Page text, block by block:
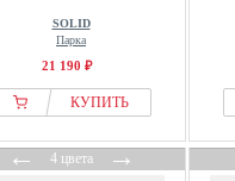
SOLID
Парка
21 190 ₽
КУПИТЬ
←4 цвета→